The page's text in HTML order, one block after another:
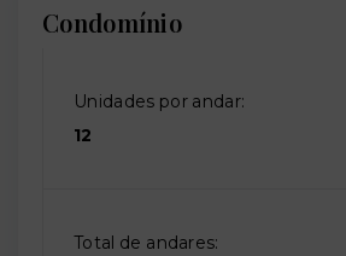
Condomínio
Unidades por andar:
12
Total de andares: